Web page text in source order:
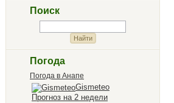
Поиск
Погода
Погода в Анапе
Gismeteo
Прогноз на 2 недели